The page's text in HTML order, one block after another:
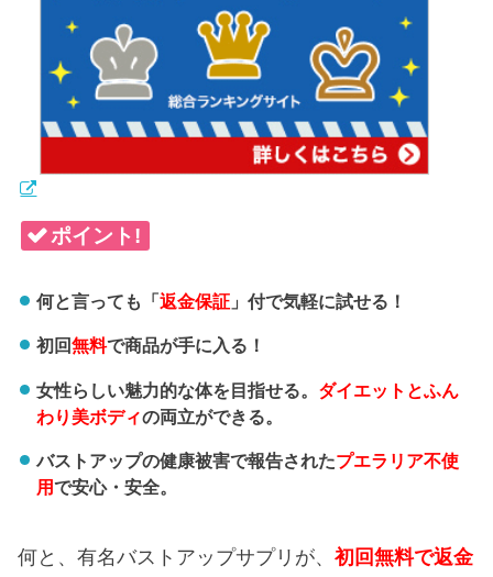
ポイント!
何と言っても「返金保証」付で気軽に試せる！
初回無料で商品が手に入る！
女性らしい魅力的な体を目指せる。 ダイエットとふん
わり美ボディの両立ができる。
バストアップの健康被害で報告されたプエラリア不使
用で安心・安全。
何と、有名バストアップサプリが、初回無料で返金